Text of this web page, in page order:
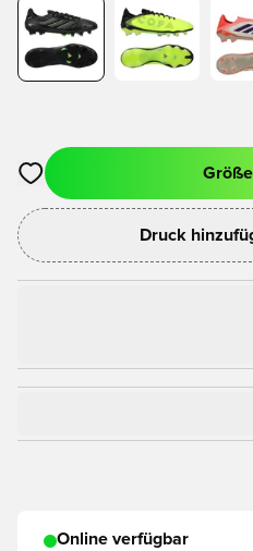
Öffnet ein Fenster zum
Druck
Online verfügbar